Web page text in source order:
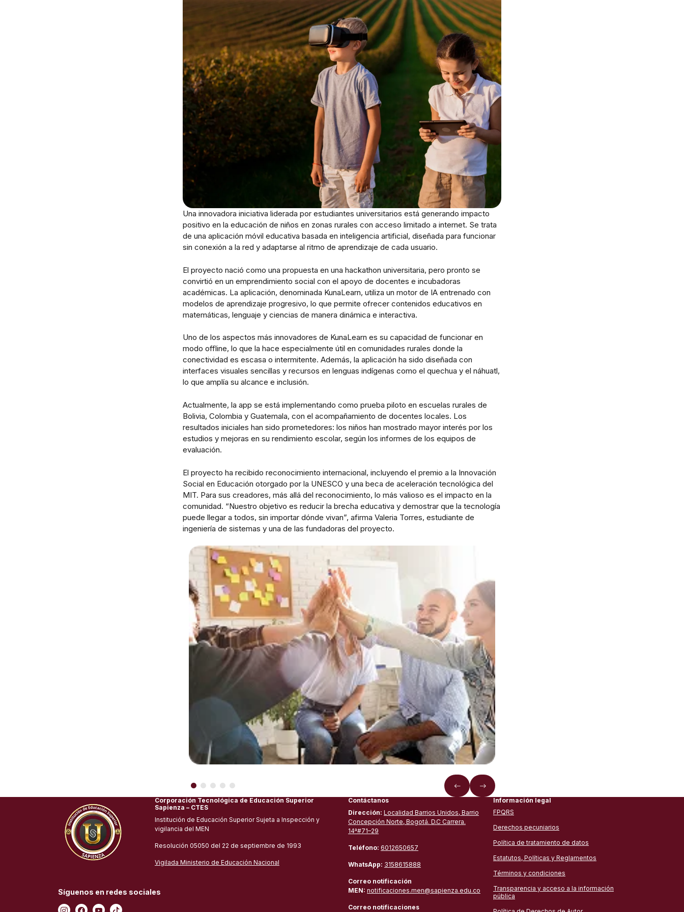
Una innovadora iniciativa liderada por estudiantes universitarios está generando impacto
positivo en la educación de niños en zonas rurales con acceso limitado a internet. Se trata
de una aplicación móvil educativa basada en inteligencia artificial, diseñada para funcionar
sin conexión a la red y adaptarse al ritmo de aprendizaje de cada usuario.
El proyecto nació como una propuesta en una hackathon universitaria, pero pronto se
convirtió en un emprendimiento social con el apoyo de docentes e incubadoras
académicas. La aplicación, denominada KunaLearn, utiliza un motor de IA entrenado con
modelos de aprendizaje progresivo, lo que permite ofrecer contenidos educativos en
matemáticas, lenguaje y ciencias de manera dinámica e interactiva.
Uno de los aspectos más innovadores de KunaLearn es su capacidad de funcionar en
modo offline, lo que la hace especialmente útil en comunidades rurales donde la
conectividad es escasa o intermitente. Además, la aplicación ha sido diseñada con
interfaces visuales sencillas y recursos en lenguas indígenas como el quechua y el náhuatl,
lo que amplía su alcance e inclusión.
Actualmente, la app se está implementando como prueba piloto en escuelas rurales de
Bolivia, Colombia y Guatemala, con el acompañamiento de docentes locales. Los
resultados iniciales han sido prometedores: los niños han mostrado mayor interés por los
estudios y mejoras en su rendimiento escolar, según los informes de los equipos de
evaluación.
El proyecto ha recibido reconocimiento internacional, incluyendo el premio a la Innovación
Social en Educación otorgado por la UNESCO y una beca de aceleración tecnológica del
MIT. Para sus creadores, más allá del reconocimiento, lo más valioso es el impacto en la
comunidad. “Nuestro objetivo es reducir la brecha educativa y demostrar que la tecnología
puede llegar a todos, sin importar dónde vivan”, afirma Valeria Torres, estudiante de
ingeniería de sistemas y una de las fundadoras del proyecto.
Corporación Tecnológica de Educación Superior
Sapienza – CTES
Institución de Educación Superior Sujeta a Inspección y
vigilancia del MEN
Resolución 05050 del 22 de septiembre de 1993
Vigilada Ministerio de Educación Nacional
Síguenos en redes sociales
Contáctanos
Dirección: Localidad Barrios Unidos, Barrio
Concepción Norte, Bogotá. D.C Carrera.
14ª#71–29
Teléfono: 6012650657
WhatsApp: 3158615888
Correo notificación
MEN: notificaciones.men@sapienza.edu.co
Correo notificaciones
Información legal
FPQRS
Derechos pecuniarios
Política de tratamiento de datos
Estatutos, Políticas y Reglamentos
Términos y condiciones
Transparencia y acceso a la información
pública